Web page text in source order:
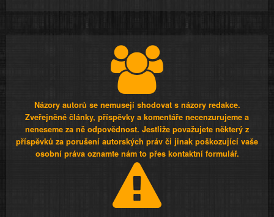
Názory autorů se nemusejí shodovat s názory redakce.
Zveřejněné články, příspěvky a komentáře necenzurujeme a
neneseme za ně odpovědnost. Jestliže považujete některý z
příspěvků za porušení autorských práv či jinak poškozující vaše
osobní práva oznamte nám to přes kontaktní formulář.